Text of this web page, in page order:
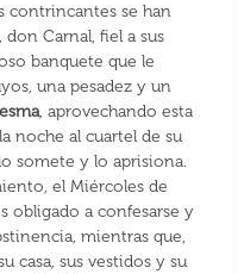
contrincantes se han
Carnal, fiel a sus
banquete que le
una pesadez y un
, aprovechando esta
noche al cuartel de su
somete y lo aprisiona.
el Miércoles de
obligado a confesarse y
mientras que,
casa, sus vestidos y su